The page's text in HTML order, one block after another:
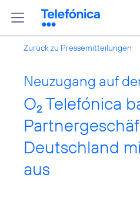
Zurück zu Pressemitteilungen
Neuzugang auf
O2 Telefónica
Deutschland
aus